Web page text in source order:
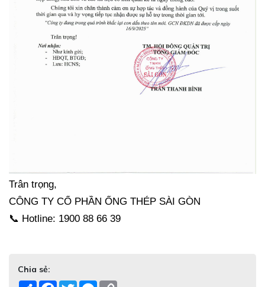
Trân trọng,
CÔNG TY CỔ PHẦN ỐNG THÉP SÀI GÒN
📞 Hotline: 1900 88 66 39
Chia sẻ: